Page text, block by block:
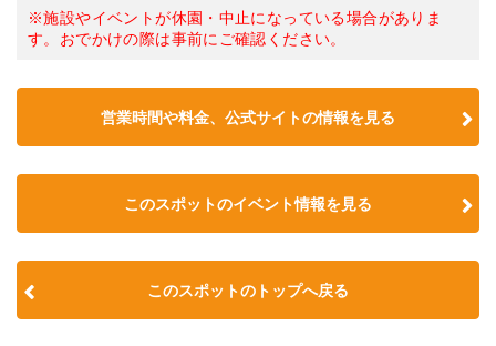
※施設やイベントが休園・中止になっている場合がありま
す。おでかけの際は事前にご確認ください。
営業時間や料金、公式サイトの情報を見る
このスポットのイベント情報を見る
このスポットのトップへ戻る